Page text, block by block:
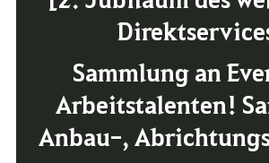
Sammlung an
Arbeitstalenten!
Anbau-,